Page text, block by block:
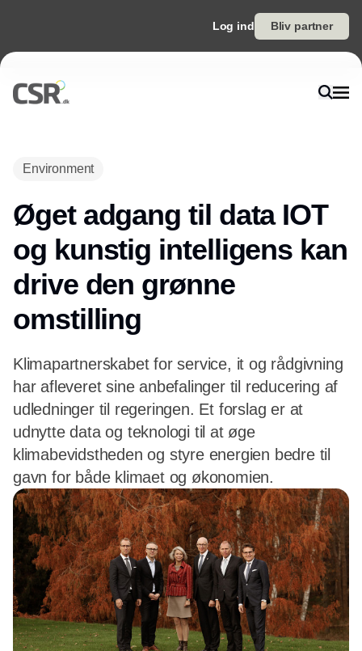
Log ind Bliv partner
Environment
Øget adgang til data IOT
og kunstig intelligens kan
drive den grønne
omstilling
Klimapartnerskabet for service, it og rådgivning
har afleveret sine anbefalinger til reducering af
udledninger til regeringen. Et forslag er at
udnytte data og teknologi til at øge
klimabevidstheden og styre energien bedre til
gavn for både klimaet og økonomien.